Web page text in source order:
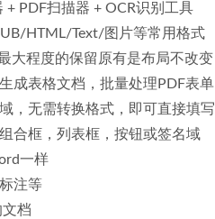
+ PDF扫描器 + OCR识别工具
HTML/Text/图片等常用格式
大程度的保留原有是布局不改变
成表格文档，批量处理PDF表单
，无需转换格式，即可直接填写
合框，列表框，按钮或签名域
一样
注等
档